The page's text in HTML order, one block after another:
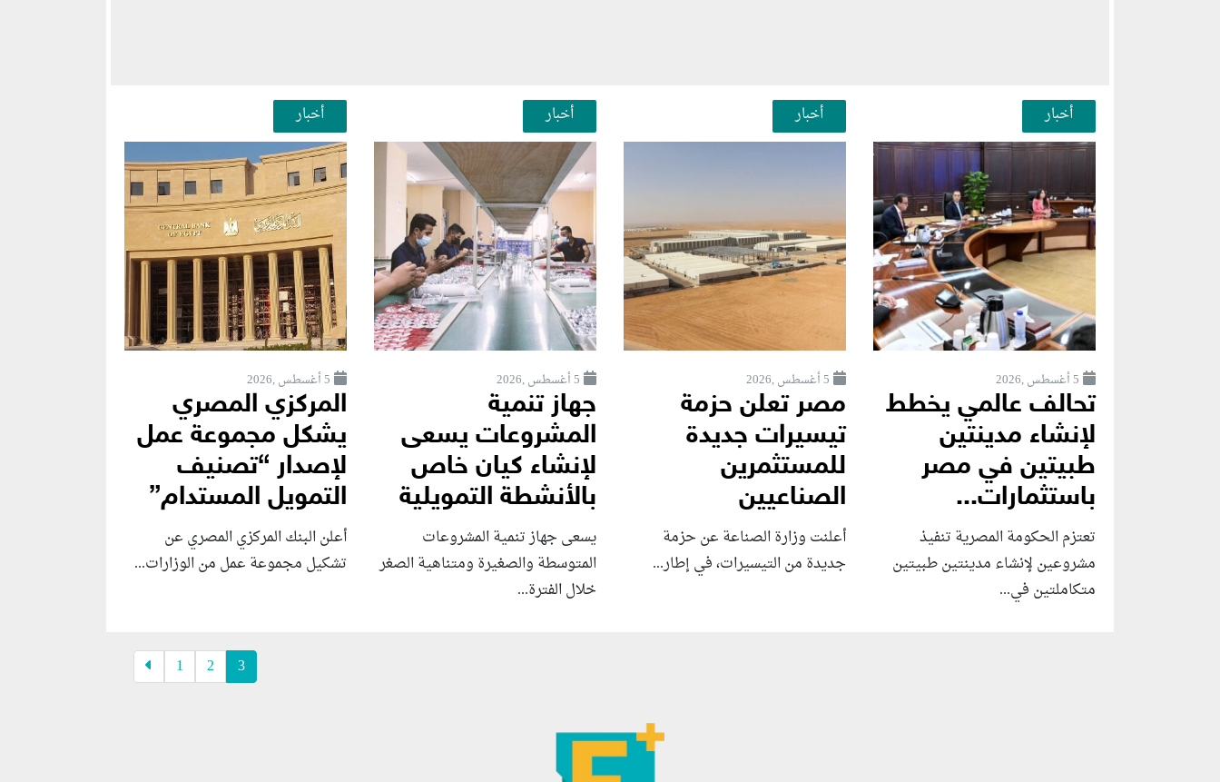
أخبار
5 أغسطس ,2026
تحالف عالمي يخطط
لإنشاء مدينتين
طبيتين في مصر
باستثمارات...
تعتزم الحكومة المصرية تنفيذ
مشروعين لإنشاء مدينتين طبيتين
متكاملتين في...
أخبار
5 أغسطس ,2026
مصر تعلن حزمة
تيسيرات جديدة
للمستثمرين
الصناعيين
أعلنت وزارة الصناعة عن حزمة
جديدة من التيسيرات، في إطار...
أخبار
5 أغسطس ,2026
جهاز تنمية
المشروعات يسعى
لإنشاء كيان خاص
بالأنشطة التمويلية
يسعى جهاز تنمية المشروعات
المتوسطة والصغيرة ومتناهية الصغر
خلال الفترة...
أخبار
5 أغسطس ,2026
المركزي المصري
يشكل مجموعة عمل
لإصدار “تصنيف
التمويل المستدام”
أعلن البنك المركزي المصري عن
تشكيل مجموعة عمل من الوزارات...
1 2 3